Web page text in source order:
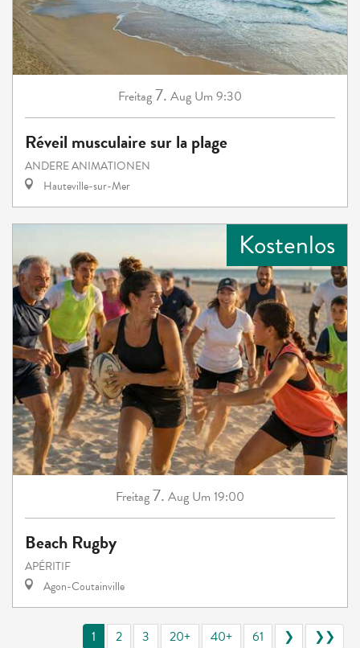
Freitag7. Aug Um 9:30
Réveil musculaire sur la plage
ANDERE ANIMATIONEN
Hauteville-sur-Mer
Kostenlos
Freitag7. Aug Um 19:00
Beach Rugby
APÉRITIF
Agon-Coutainville
1 2 3 20+ 40+ 61 ❯ ❯❯